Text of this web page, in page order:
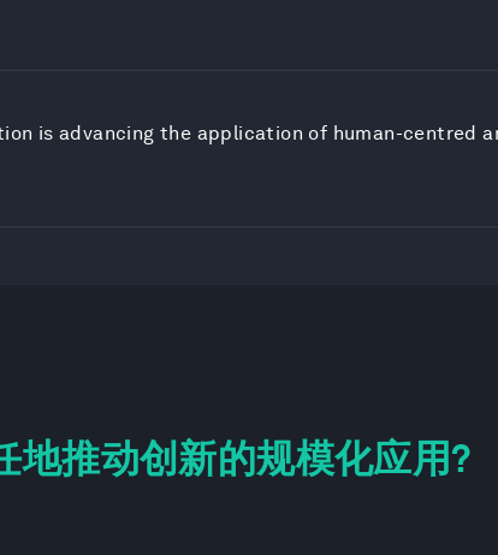
is advancing the application of human-centred
地推动创新的规模化应用?